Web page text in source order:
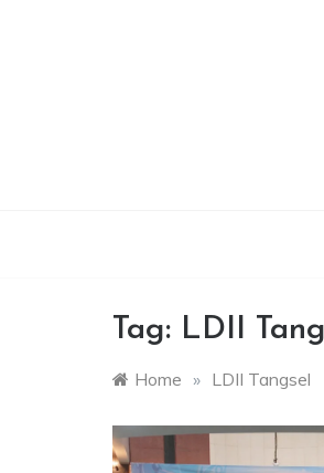
Tag: LDII
Home » LDII Tangsel